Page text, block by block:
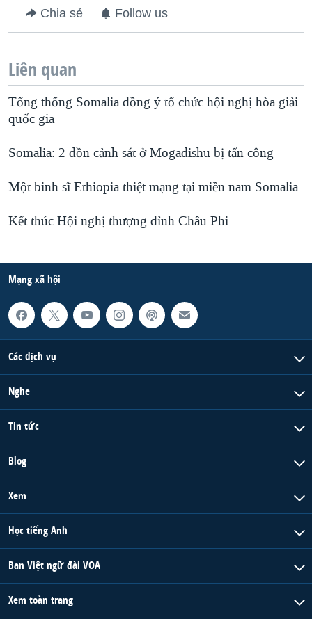
Chia sẻ Follow us
Liên quan
Tổng thống Somalia đồng ý tổ chức hội nghị hòa giải
quốc gia
Somalia: 2 đồn cảnh sát ở Mogadishu bị tấn công
Một binh sĩ Ethiopia thiệt mạng tại miền nam Somalia
Kết thúc Hội nghị thượng đỉnh Châu Phi
Mạng xã hội
Các dịch vụ
Nghe
Tin tức
Blog
Xem
Học tiếng Anh
Ban Việt ngữ đài VOA
Xem toàn trang